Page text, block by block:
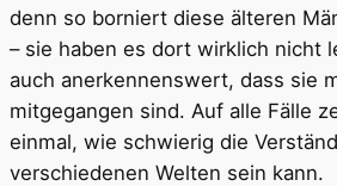
denn so borniert diese älteren
– sie haben es dort wirklich nicht
auch anerkennenswert, dass sie
mitgegangen sind. Auf alle Fälle
einmal, wie schwierig die
verschiedenen Welten sein kann.